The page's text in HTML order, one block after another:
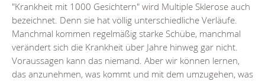
"Krankheit mit 1000 Gesichtern" wird Multiple Sklerose auch
bezeichnet. Denn sie hat völlig unterschiedliche Verläufe.
Manchmal kommen regelmäßig starke Schübe, manchmal
verändert sich die Krankheit über Jahre hinweg gar nicht.
Voraussagen kann das niemand. Aber wir können lernen,
das anzunehmen, was kommt und mit dem umzugehen, was